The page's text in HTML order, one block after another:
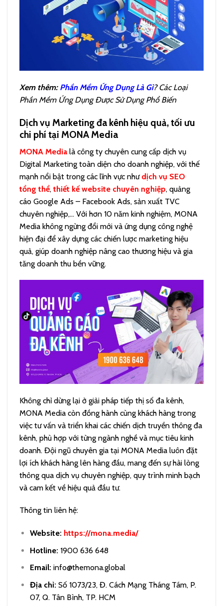
Xem thêm: Phần Mềm Ứng Dụng Là Gì? Các Loại
Phần Mềm Ứng Dụng Được Sử Dụng Phổ Biến
Dịch vụ Marketing đa kênh hiệu quả, tối ưu
chi phí tại MONA Media
MONA Media là công ty chuyên cung cấp dịch vụ
Digital Marketing toàn diện cho doanh nghiệp, với thế
mạnh nổi bật trong các lĩnh vực nhưdịch vụ SEO
tổng thể, thiết kế website chuyên nghiệp, quảng
cáo Google Ads – Facebook Ads, sản xuất TVC
chuyên nghiệp,… Với hơn 10 năm kinh nghiệm, MONA
Media không ngừng đổi mới và ứng dụng công nghệ
hiện đại để xây dựng các chiến lược marketing hiệu
quả, giúp doanh nghiệp nâng cao thương hiệu và gia
tăng doanh thu bền vững.
Không chỉ dừng lại ở giải pháp tiếp thị số đa kênh,
MONA Media còn đồng hành cùng khách hàng trong
việc tư vấn và triển khai các chiến dịch truyền thông đa
kênh, phù hợp với từng ngành nghề và mục tiêu kinh
doanh. Đội ngũ chuyên gia tại MONA Media luôn đặt
lợi ích khách hàng lên hàng đầu, mang đến sự hài lòng
thông qua dịch vụ chuyên nghiệp, quy trình minh bạch
và cam kết về hiệu quả đầu tư.
Thông tin liên hệ:
Website: https://mona.media/
Hotline: 1900 636 648
Email: info@themona.global
Địa chỉ: Số 1073/23, Đ. Cách Mạng Tháng Tám, P.
07, Q. Tân Bình, TP. HCM